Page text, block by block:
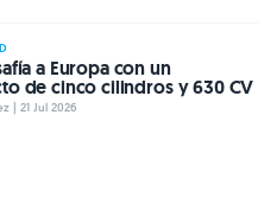
a Europa con un
de cinco cilindros y 630 CV
| 21 Jul 2026